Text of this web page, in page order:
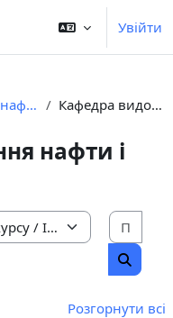
Увійти
Інститут нафтогазової інженерії Кафедра видобування нафти і газу
нафти і
Пошук
Розгорнути всі